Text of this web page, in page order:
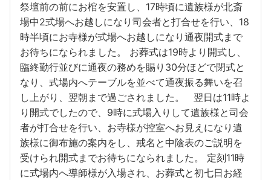
祭壇前の前にお棺を安置し、17時頃に遺族様が北斎
場中2式場へお越しになり司会者と打合せを行い、18
時半頃にお寺様が式場へお越しになり通夜開式まで
お待ちになられました。 お葬式は19時より開式し、
臨終勤行並びに通夜の務めを賜り30分ほどで閉式と
なり、式場内へテーブルを並べて通夜振る舞いを召
し上がり、翌朝まで過ごされました。 翌日は11時よ
り開式でしたので、9時に式場入りして遺族様と司会
者が打合せを行い、お寺様が控室へお見えになり遺
族様に御布施の案内をし、戒名と中陰表のご説明を
受けられ開式までお待ちになられました。 定刻11時
に式場内へ導師様が入場され、お葬式と初七日お経